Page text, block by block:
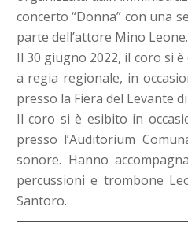
concerto “Donna” con una
parte dell’attore Mino Leone.
Il 30 giugno 2022, il coro si
a regia regionale, in
presso la Fiera del Levante
Il coro si è esibito in
presso l’Auditorium
sonore. Hanno
percussioni e trombone
Santoro.